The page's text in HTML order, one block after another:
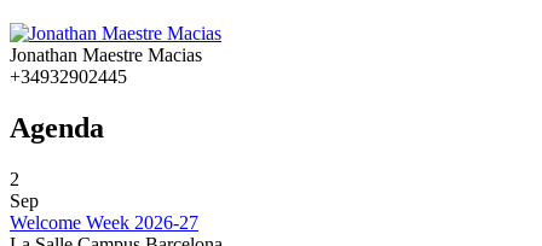
Jonathan Maestre Macias
+34932902445
Agenda
2
Sep
Welcome Week 2026-27